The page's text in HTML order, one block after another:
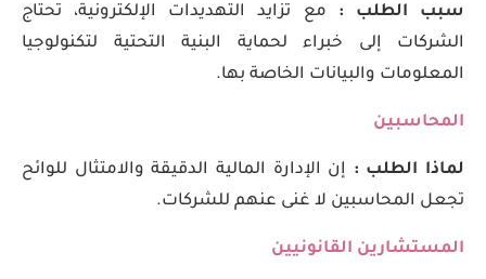
سبب الطلب : مع تزايد التهديدات الإلكترونية، تحتاج
الشركات إلى خبراء لحماية البنية التحتية لتكنولوجيا
المعلومات والبيانات الخاصة بها.
المحاسبين
لماذا الطلب : إن الإدارة المالية الدقيقة والامتثال للوائح
تجعل المحاسبين لا غنى عنهم للشركات.
المستشارين القانونيين